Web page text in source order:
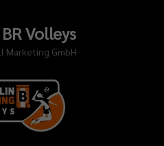
Volleys
Marketing GmbH